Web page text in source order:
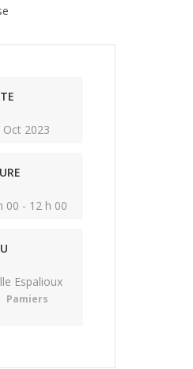
Oct 2023
00 - 12 h 00
Espalioux
Pamiers